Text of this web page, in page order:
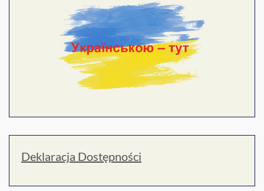
Deklaracja Dostępności